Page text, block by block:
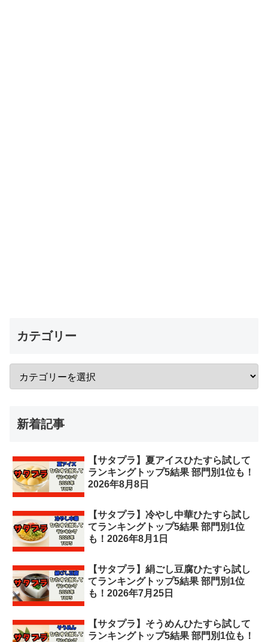
カテゴリー
新着記事
【サタプラ】夏アイスひたすら試して
ランキングトップ5結果 部門別1位も！
2026年8月8日
【サタプラ】冷やし中華ひたすら試し
てランキングトップ5結果 部門別1位
も！2026年8月1日
【サタプラ】絹ごし豆腐ひたすら試し
てランキングトップ5結果 部門別1位
も！2026年7月25日
【サタプラ】そうめんひたすら試して
ランキングトップ5結果 部門別1位も！